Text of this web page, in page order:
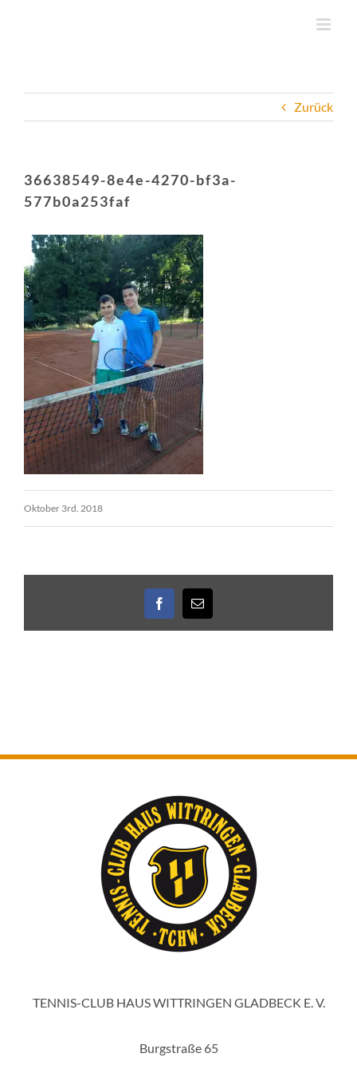
Zurück
36638549-8e4e-4270-bf3a-
577b0a253faf
Oktober 3rd. 2018
Facebook
E-
Mail
TENNIS-CLUB HAUS WITTRINGEN GLADBECK E. V.
Burgstraße 65